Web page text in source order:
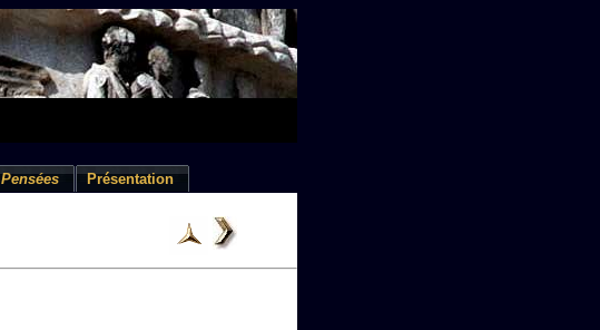
Pensées Présentation